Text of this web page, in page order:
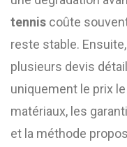
tennis coûte
reste stable.
plusieurs devis
uniquement le prix
matériaux, les
et la méthode